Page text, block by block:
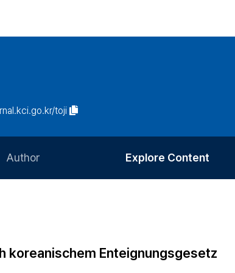
toji
Author
Article Processing Charge
Explore Content
Most Cited
koreanischem Enteignungsgesetz